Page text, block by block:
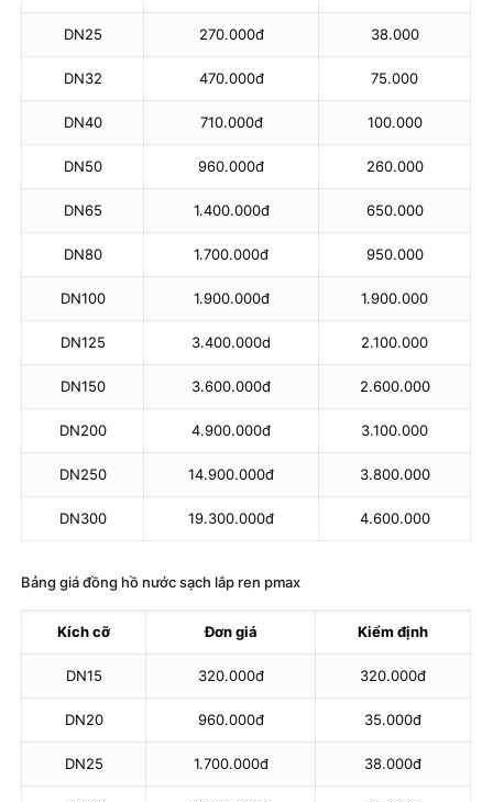
DN25 270.000đ 38.000
DN32 470.000đ 75.000
DN40 710.000đ 100.000
DN50 960.000đ 260.000
DN65 1.400.000đ 650.000
DN80 1.700.000đ 950.000
DN100 1.900.000đ 1.900.000
DN125 3.400.000d 2.100.000
DN150 3.600.000đ 2.600.000
DN200 4.900.000đ 3.100.000
DN250 14.900.000đ 3.800.000
DN300 19.300.000đ 4.600.000
Bảng giá đồng hồ nước sạch lắp ren pmax
Kích cỡ Đơn giá Kiểm định
DN15 320.000đ 320.000đ
DN20 960.000đ 35.000đ
DN25 1.700.000đ 38.000đ